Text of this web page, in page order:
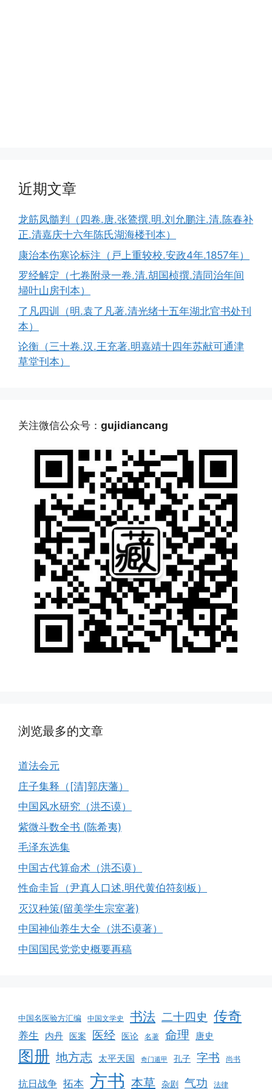
近期文章
龙筋凤髓判（四卷.唐.张鷟撰.明.刘允鹏注.清.陈春补
正.清嘉庆十六年陈氏湖海楼刊本）
康治本伤寒论标注（戸上重较校.安政4年.1857年）
罗经解定（七卷附录一卷.清.胡国桢撰.清同治年间
埽叶山房刊本）
了凡四训（明.袁了凡著.清光绪十五年湖北官书处刊
本）
论衡（三十卷.汉.王充著.明嘉靖十四年苏献可通津
草堂刊本）
关注微信公众号： gujidiancang
浏览最多的文章
道法会元
庄子集释（[清]郭庆藩）
中国风水研究（洪丕谟）
紫微斗数全书 (陈希夷)
毛泽东选集
中国古代算命术（洪丕谟）
性命圭旨（尹真人口述.明代黄伯符刻板）
灭汉种策(留美学生宗室著)
中国神仙养生大全（洪丕谟著）
中国国民党党史概要再稿
中国名医验方汇编 中国文学史 书法 二十四史 传奇
养生 内丹 医案 医经 医论 名著 命理 唐史
图册 地方志 太平天国 奇门遁甲 孔子 字书 尚书
抗日战争 拓本 方书 本草 杂剧 气功 法律